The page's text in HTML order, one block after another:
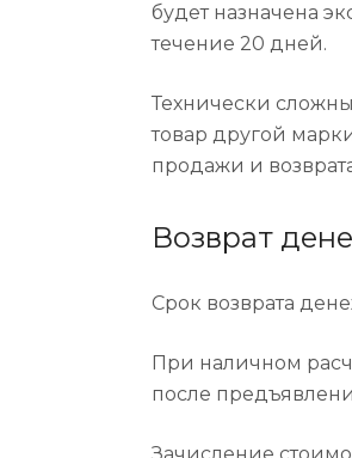
будет назначена
течение 20 дней.
Технически
товар другой
продажи и
Возврат
Срок возврата
При наличном
после